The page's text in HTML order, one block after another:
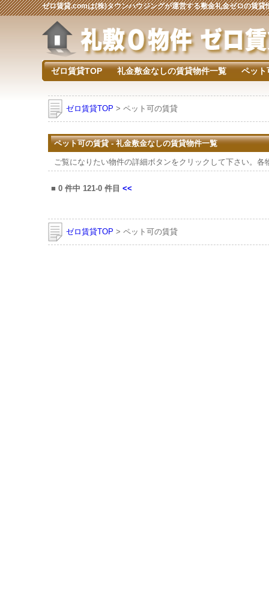
ゼロ賃貸.comは(株)タウンハウジングが運営する敷金礼金ゼロの賃貸
ゼロ賃貸TOP 礼金敷金なしの賃貸物件一覧 ペット
ゼロ賃貸TOP > ペット可の賃貸
ペット可の賃貸 - 礼金敷金なしの賃貸物件一覧
ご覧になりたい物件の詳細ボタンをクリックして下さい。各
■ 0 件中 121-0 件目 <<
ゼロ賃貸TOP > ペット可の賃貸